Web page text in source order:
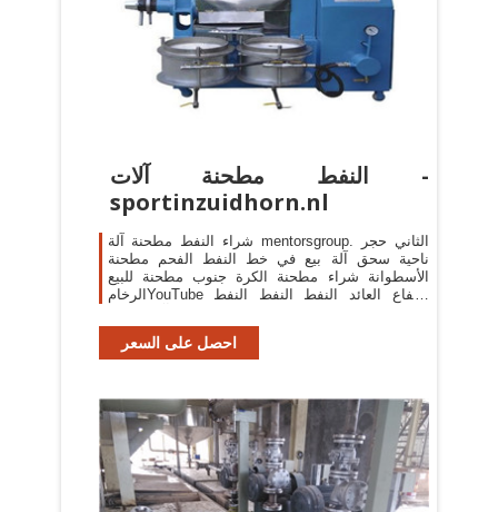
النفط مطحنة آلات -
sportinzuidhorn.nl
شراء النفط مطحنة آلة mentorsgroup. الثاني حجر
ناحية سحق آلة بيع في خط النفط الفحم مطحنة
الأسطوانة شراء مطحنة الكرة جنوب ‫مطحنة للبيع
الرخام‬‎YouTube ارتفاع العائد النفط النفط النفط
احصل على السعر